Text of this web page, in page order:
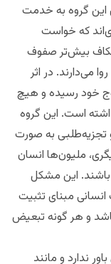
این گروه به خدمت
که خواست
بیش‌تر صفوف
می‌دارند. در اثر
خود رسیده و هیچ
است. این گروه
به صورت
ملیون‌ها انسان
باشند. این مشکل
مبنای تثبیت
و هر گونه تبعیض
ندارد و مانند